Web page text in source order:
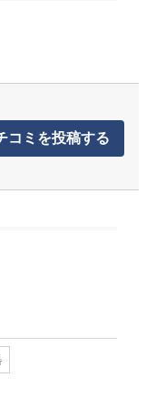
コミを投稿する